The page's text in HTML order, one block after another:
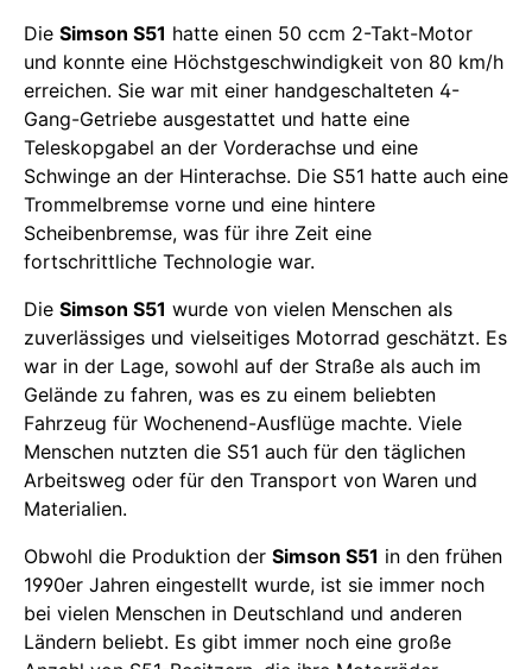
Die Simson S51 hatte einen 50 ccm 2-Takt-Motor
und konnte eine Höchstgeschwindigkeit von 80 km/h
erreichen. Sie war mit einer handgeschalteten 4-
Gang-Getriebe ausgestattet und hatte eine
Teleskopgabel an der Vorderachse und eine
Schwinge an der Hinterachse. Die S51 hatte auch eine
Trommelbremse vorne und eine hintere
Scheibenbremse, was für ihre Zeit eine
fortschrittliche Technologie war.
Die Simson S51 wurde von vielen Menschen als
zuverlässiges und vielseitiges Motorrad geschätzt. Es
war in der Lage, sowohl auf der Straße als auch im
Gelände zu fahren, was es zu einem beliebten
Fahrzeug für Wochenend-Ausflüge machte. Viele
Menschen nutzten die S51 auch für den täglichen
Arbeitsweg oder für den Transport von Waren und
Materialien.
Obwohl die Produktion der Simson S51 in den frühen
1990er Jahren eingestellt wurde, ist sie immer noch
bei vielen Menschen in Deutschland und anderen
Ländern beliebt. Es gibt immer noch eine große